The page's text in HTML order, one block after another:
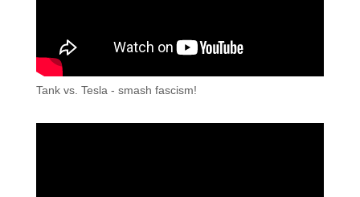
Tank vs. Tesla - smash fascism!